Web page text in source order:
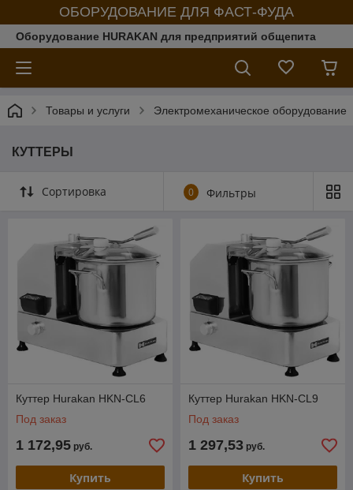
ОБОРУДОВАНИЕ ДЛЯ ФАСТ-ФУДА
Оборудование HURAKAN для предприятий общепита
Товары и услуги Электромеханическое оборудование
КУТТЕРЫ
Сортировка 0 Фильтры
Куттер Hurakan HKN-CL6
Под заказ
1 172,95 руб.
Купить
Куттер Hurakan HKN-CL9
Под заказ
1 297,53 руб.
Купить